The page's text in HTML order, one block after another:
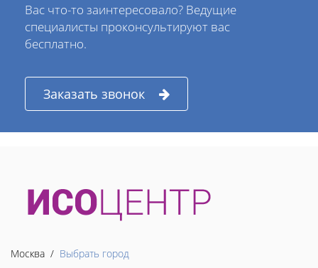
Вас что-то заинтересовало? Ведущие
специалисты проконсультируют вас
бесплатно.
Заказать звонок
Москва / Выбрать город